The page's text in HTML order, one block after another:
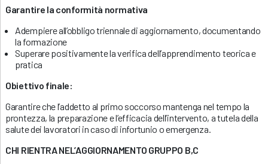
Garantire la conformità normativa
Adempiere all’obbligo triennale di aggiornamento, documentando
la formazione
Superare positivamente la verifica dell’apprendimento teorica e
pratica
Obiettivo finale:
Garantire che l’addetto al primo soccorso mantenga nel tempo la
prontezza, la preparazione e l’efficacia dell’intervento, a tutela della
salute dei lavoratori in caso di infortunio o emergenza.
CHI RIENTRA NEL’AGGIORNAMENTO GRUPPO B,C